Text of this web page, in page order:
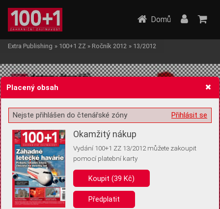
Žádost o souhlas s ukládáním volitelných informací
Pro základní fungování webu nepotřebujeme ukládat žádné informace
(tzv. cookies apod.). Rádi bychom vás ale požádali o souhlas s
uložením volitelných informací:
Domů
Extra Publishing » 100+1 ZZ » Ročník 2012 » 13/2012
Placený obsah
Přihlásit se
Nejste přihlášen do čtenářské zóny
Okamžitý nákup
Vydání 100+1 ZZ 13/2012 můžete zakoupit
pomocí platební karty
Koupit (39 Kč)
Předplatit